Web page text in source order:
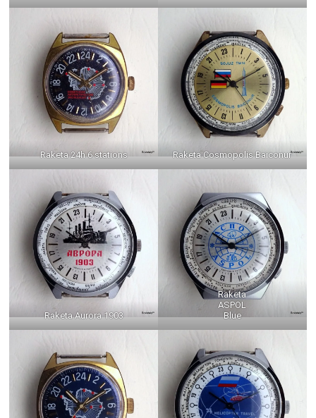
Raketa 24h 6 stations Raketa Cosmopolis Baiconur
Raketa Aurora 1903
Raketa
ASPOL
Blue